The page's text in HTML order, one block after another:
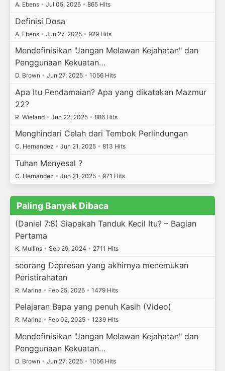
A. Ebens • Jul 05, 2025 • 865 Hits
Definisi Dosa
A. Ebens • Jun 27, 2025 • 929 Hits
Mendefinisikan "Jangan Melawan Kejahatan" dan
Penggunaan Kekuatan…
D. Brown • Jun 27, 2025 • 1056 Hits
Apa Itu Pendamaian? Apa yang dikatakan Mazmur
22?
R. Wieland • Jun 22, 2025 • 886 Hits
Menghindari Celah dari Tembok Perlindungan
C. Hernandez • Jun 21, 2025 • 813 Hits
Tuhan Menyesal ?
C. Hernandez • Jun 21, 2025 • 971 Hits
Paling Banyak Dibaca
(Daniel 7:8) Siapakah Tanduk Kecil Itu? – Bagian
Pertama
K. Mullins • Sep 29, 2024 • 2711 Hits
seorang Depresan yang akhirnya menemukan
Peristirahatan
R. Marina • Feb 25, 2025 • 1479 Hits
Pelajaran Bapa yang penuh Kasih (Video)
R. Marina • Feb 02, 2025 • 1239 Hits
Mendefinisikan "Jangan Melawan Kejahatan" dan
Penggunaan Kekuatan…
D. Brown • Jun 27, 2025 • 1056 Hits